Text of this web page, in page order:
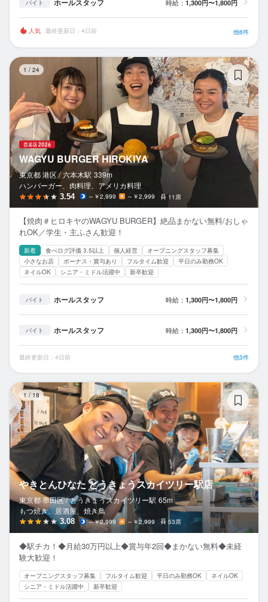
バイト ホールスタッフ 時給： 1,300円〜1,800円
人気 最終更新日：4日前 他6件
1 / 24
WAGYU BURGER HIROKIYA
東京都 港区 / 六本木駅 339m
ハンバーガー、肉料理、アメリカ料理
3.54 ～￥2,999 ～￥2,999 11席
【焼肉＃ヒロキヤのWAGYU BURGER】絶品まかない無料/おしゃ
れOK／学生・主ふさん歓迎！
新着 食べログ評価 3.5以上 個人経営
オープニングスタッフ募集
小さなお店
ボーナス・賞与あり フルタイム歓迎
平日のみ勤務OK
ネイルOK
シニア・ミドル活躍中 新卒歓迎
バイト ホールスタッフ 時給： 1,300円〜1,800円
バイト ホールスタッフ 時給： 1,300円〜1,800円
最終更新日：4日前 他3件
1 / 18
やきとんひなた とうきょうスカイツリー駅店
東京都 墨田区 / とうきょうスカイツリー駅 65m
もつ焼き、居酒屋、焼き鳥
3.08 ～￥2,999 ～￥2,999 53席
◆駅チカ！◆月給30万円以上◆賞与年2回◆まかない無料◆未経
験大歓迎！
オープニングスタッフ募集 フルタイム歓迎 平日のみ勤務OK
ネイルOK
シニア・ミドル活躍中
新卒歓迎